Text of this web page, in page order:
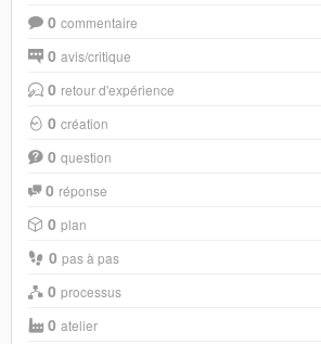
0 commentaire
0 avis/critique
0 retour d'expérience
0 création
0 question
0 réponse
0 plan
0 pas à pas
0 processus
0 atelier